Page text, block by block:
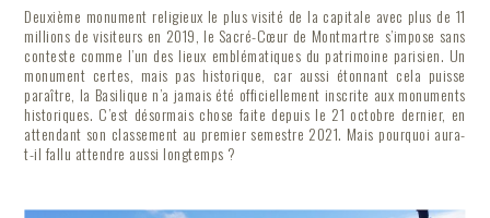
Deuxième monument religieux le plus visité de la capitale avec plus de 11
millions de visiteurs en 2019, le Sacré-Cœur de Montmartre s’impose sans
conteste comme l’un des lieux emblématiques du patrimoine parisien. Un
monument certes, mais pas historique, car aussi étonnant cela puisse
paraître, la Basilique n’a jamais été officiellement inscrite aux monuments
historiques. C’est désormais chose faite depuis le 21 octobre dernier, en
attendant son classement au premier semestre 2021. Mais pourquoi aura-
t-il fallu attendre aussi longtemps ?